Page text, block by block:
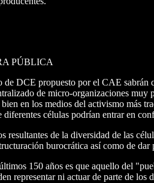
PÚBLICA
DCE propuesto por el CAE
de micro-organizaciones
bien en los medios del activismo
células podrían entrar en
resultantes de la diversidad de las
burocrática así como de dar
150 años es que aquello del
representar ni actuar de parte de